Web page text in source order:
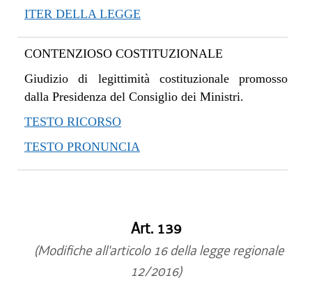
ITER DELLA LEGGE
CONTENZIOSO COSTITUZIONALE
Giudizio di legittimità costituzionale promosso
dalla Presidenza del Consiglio dei Ministri.
TESTO RICORSO
TESTO PRONUNCIA
Art. 139
(Modifiche all'articolo 16 della legge regionale
12/2016)